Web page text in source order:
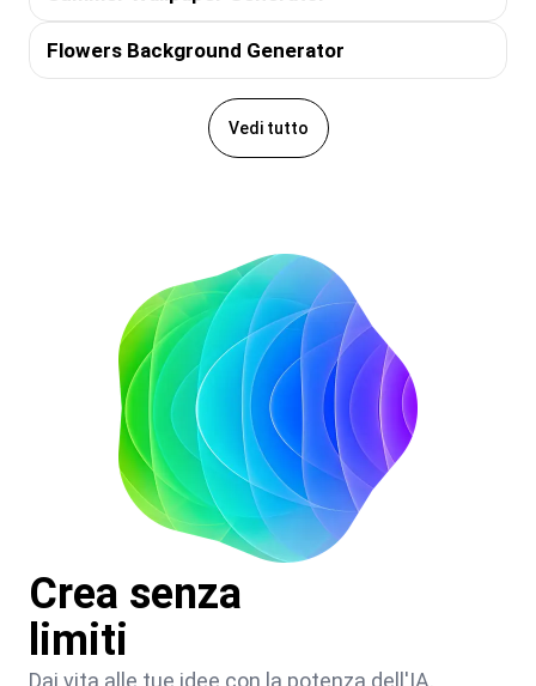
Flowers Background Generator
Vedi tutto
Crea senza
limiti
Dai vita alle tue idee con la potenza dell'IA.